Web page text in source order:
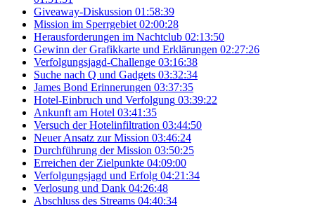
Giveaway-Diskussion 01:58:39
Mission im Sperrgebiet 02:00:28
Herausforderungen im Nachtclub 02:13:50
Gewinn der Grafikkarte und Erklärungen 02:27:26
Verfolgungsjagd-Challenge 03:16:38
Suche nach Q und Gadgets 03:32:34
James Bond Erinnerungen 03:37:35
Hotel-Einbruch und Verfolgung 03:39:22
Ankunft am Hotel 03:41:35
Versuch der Hotelinfiltration 03:44:50
Neuer Ansatz zur Mission 03:46:24
Durchführung der Mission 03:50:25
Erreichen der Zielpunkte 04:09:00
Verfolgungsjagd und Erfolg 04:21:34
Verlosung und Dank 04:26:48
Abschluss des Streams 04:40:34